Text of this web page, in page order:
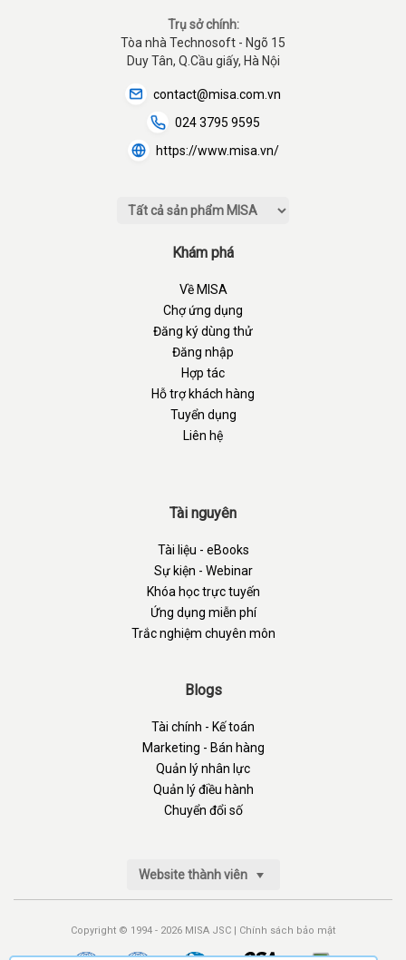
Trụ sở chính:
Tòa nhà Technosoft - Ngõ 15
Duy Tân, Q.Cầu giấy, Hà Nội
contact@misa.com.vn
024 3795 9595
https://www.misa.vn/
Khám phá
Về MISA
Chợ ứng dụng
Đăng ký dùng thử
Đăng nhập
Hợp tác
Hỗ trợ khách hàng
Tuyển dụng
Liên hệ
Tài nguyên
Tài liệu - eBooks
Sự kiện - Webinar
Khóa học trực tuyến
Ứng dụng miễn phí
Trắc nghiệm chuyên môn
Blogs
Tài chính - Kế toán
Marketing - Bán hàng
Quản lý nhân lực
Quản lý điều hành
Chuyển đổi số
Website thành viên
Copyright © 1994 - 2026 MISA JSC | Chính sách bảo mật